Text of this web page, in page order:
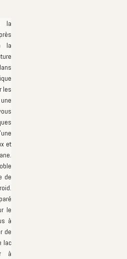
la
la
les
et
de
le
à
de
lac
à